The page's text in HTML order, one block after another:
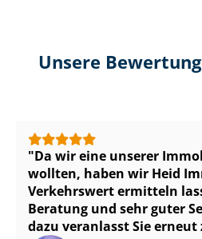
Unsere
Da wir eine unserer
wollten, haben wir Heid
Verkehrswert ermitteln
Beratung und sehr guter
dazu veranlasst Sie